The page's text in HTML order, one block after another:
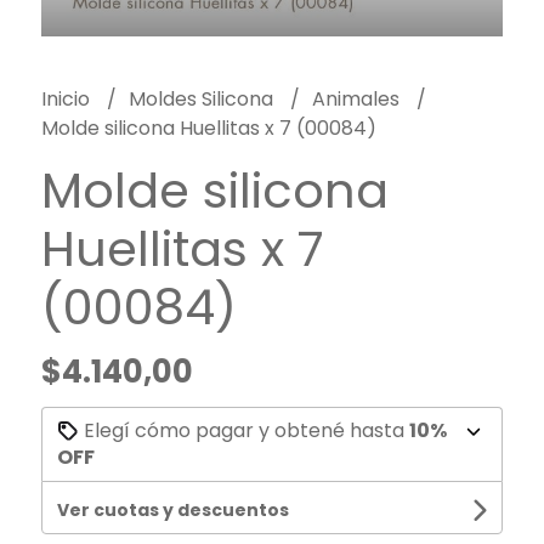
Inicio Moldes Silicona
Animales
Molde silicona Huellitas x 7 (00084)
Molde silicona
Huellitas x 7
(00084)
$4.140,00
Elegí cómo pagar y obtené hasta 10%
OFF
Ver cuotas y descuentos